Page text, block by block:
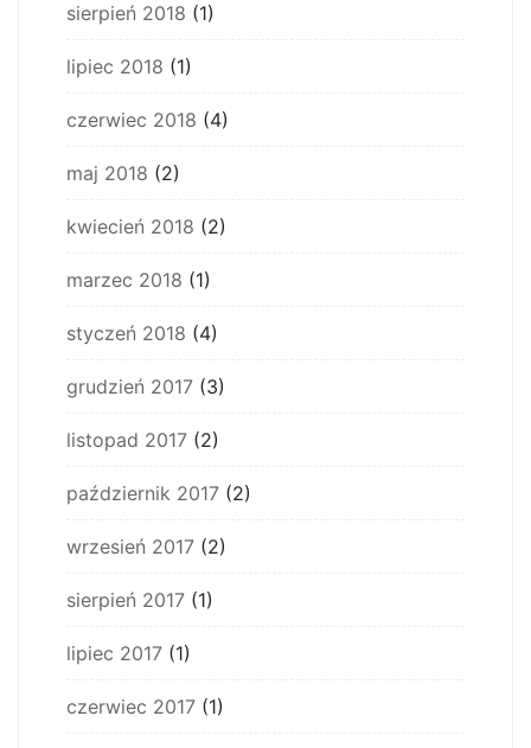
sierpień 2018 (1)
lipiec 2018 (1)
czerwiec 2018 (4)
maj 2018 (2)
kwiecień 2018 (2)
marzec 2018 (1)
styczeń 2018 (4)
grudzień 2017 (3)
listopad 2017 (2)
październik 2017 (2)
wrzesień 2017 (2)
sierpień 2017 (1)
lipiec 2017 (1)
czerwiec 2017 (1)